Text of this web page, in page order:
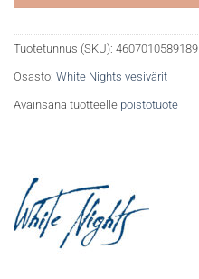
Tuotetunnus (SKU): 4607010589189
Osasto: White Nights vesivärit
Avainsana tuotteelle poistotuote